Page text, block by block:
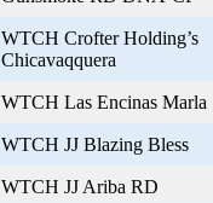
WTCH Crofter Holding’s
Chicavaqquera
WTCH Las Encinas Marla
WTCH JJ Blazing Bless
WTCH JJ Ariba RD